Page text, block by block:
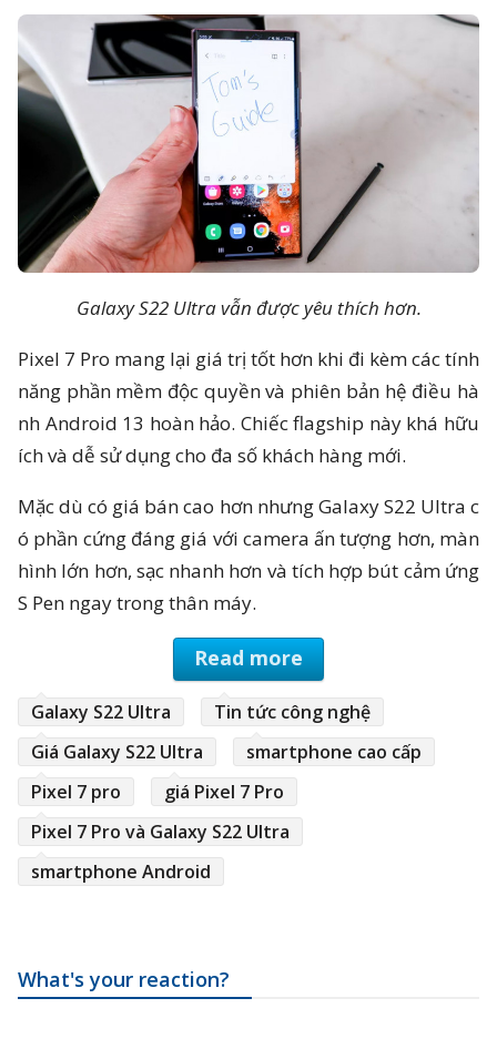
Galaxy S22 Ultra vẫn được yêu thích hơn.
Pixel 7 Pro mang lại giá trị tốt hơn khi đi kèm các tính
năng phần mềm độc quyền và phiên bản hệ điều hà
nh Android 13 hoàn hảo. Chiếc flagship này khá hữu
ích và dễ sử dụng cho đa số khách hàng mới.
Mặc dù có giá bán cao hơn nhưng Galaxy S22 Ultra c
ó phần cứng đáng giá với camera ấn tượng hơn, màn
hình lớn hơn, sạc nhanh hơn và tích hợp bút cảm ứng
S Pen ngay trong thân máy.
Read more
Galaxy S22 Ultra
Tin tức công nghệ
Giá Galaxy S22 Ultra
smartphone cao cấp
Pixel 7 pro
giá Pixel 7 Pro
Pixel 7 Pro và Galaxy S22 Ultra
smartphone Android
What's your reaction?